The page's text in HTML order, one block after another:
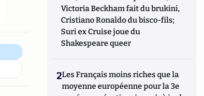
Victoria Beckham fait du brukini,
Cristiano Ronaldo du bisco-fils;
Suri ex Cruise joue du
Shakespeare queer
2Les Français moins riches que la
moyenne européenne pour la 3e